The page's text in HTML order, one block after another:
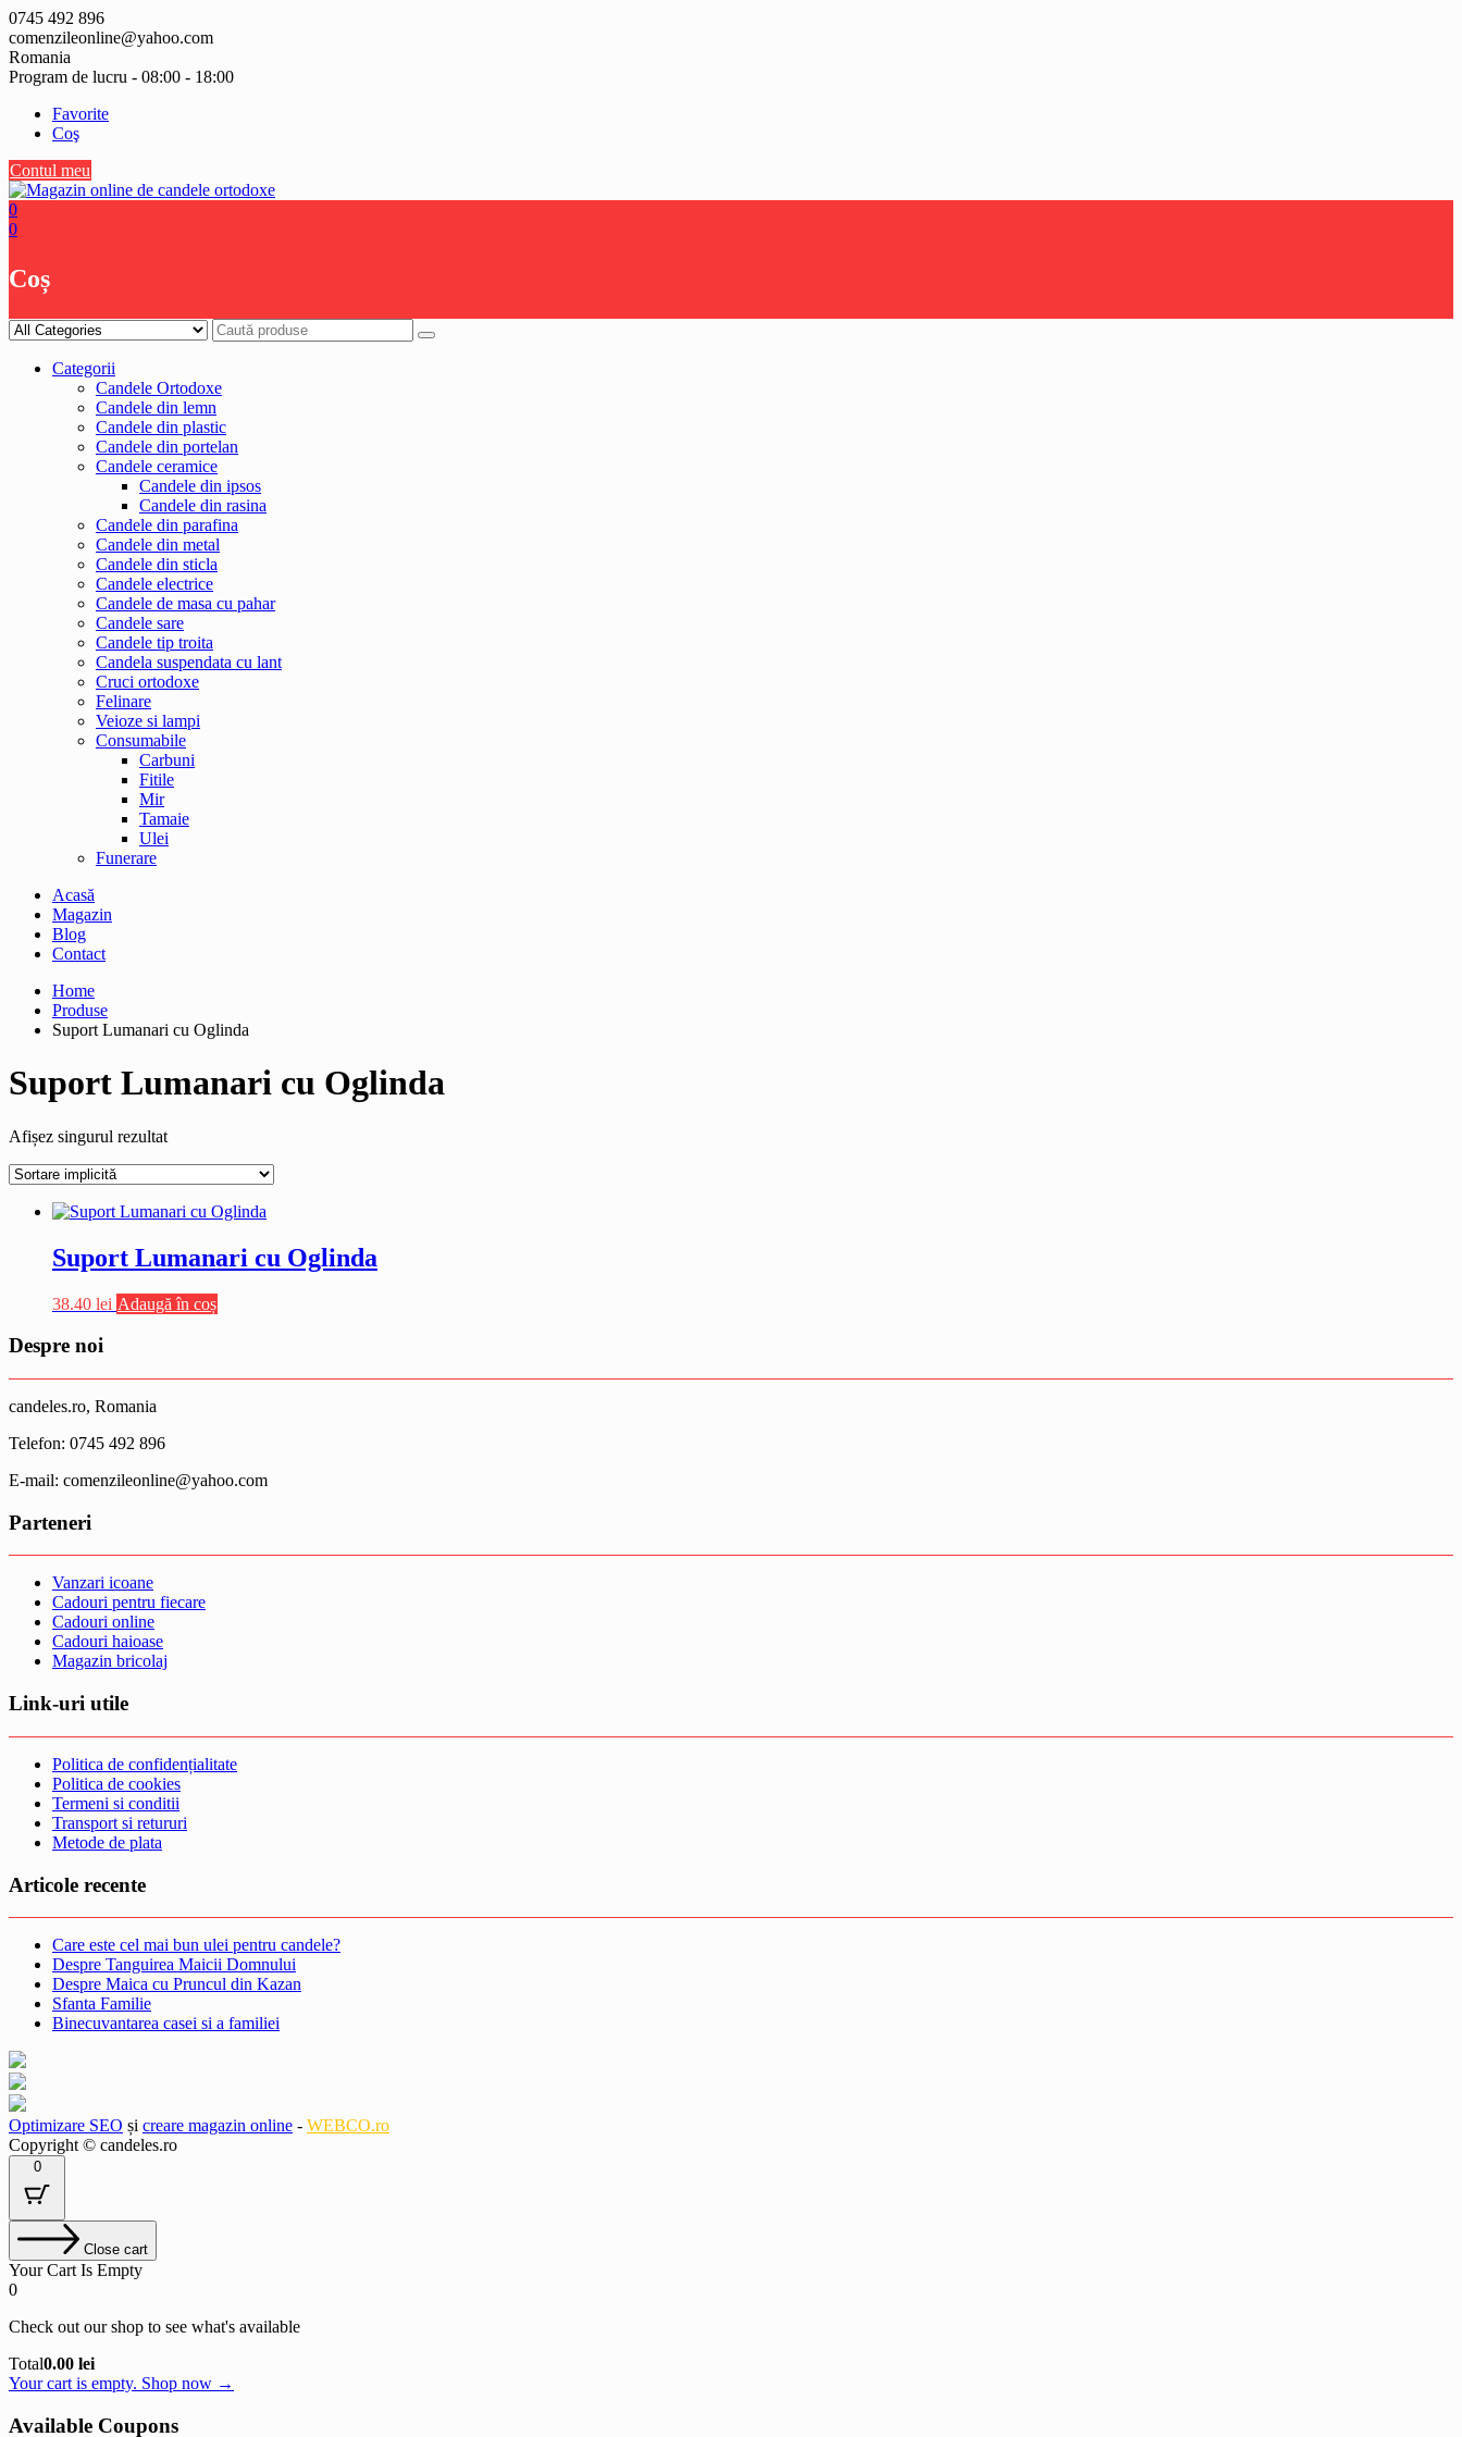
Skip
to
content
0745 492 896
comenzileonline@yahoo.com
Romania
Program de lucru - 08:00 - 18:00
Favorite
Coş
Contul meu
0
0
Coș
Categorii
Candele Ortodoxe
Candele din lemn
Candele din plastic
Candele din portelan
Candele ceramice
Candele din ipsos
Candele din rasina
Candele din parafina
Candele din metal
Candele din sticla
Candele electrice
Candele de masa cu pahar
Candele sare
Candele tip troita
Candela suspendata cu lant
Cruci ortodoxe
Felinare
Veioze si lampi
Consumabile
Carbuni
Fitile
Mir
Tamaie
Ulei
Funerare
Acasă
Magazin
Blog
Contact
Home
Produse
Suport Lumanari cu Oglinda
Suport Lumanari cu Oglinda
Afișez singurul rezultat
Suport Lumanari cu Oglinda
38.40 lei Adaugă în coș
Despre noi
candeles.ro, Romania
Telefon: 0745 492 896
E-mail: comenzileonline@yahoo.com
Parteneri
Vanzari icoane
Cadouri pentru fiecare
Cadouri online
Cadouri haioase
Magazin bricolaj
Link-uri utile
Politica de confidențialitate
Politica de cookies
Termeni si conditii
Transport si retururi
Metode de plata
Articole recente
Care este cel mai bun ulei pentru candele?
Despre Tanguirea Maicii Domnului
Despre Maica cu Pruncul din Kazan
Sfanta Familie
Binecuvantarea casei si a familiei
Optimizare SEO și creare magazin online - WEBCO.ro
Copyright © candeles.ro
0
Close cart
Your Cart Is Empty
0
Check out our shop to see what's available
Cart
Total:
Total0.00 lei
Your cart is empty. Shop now →
Available Coupons